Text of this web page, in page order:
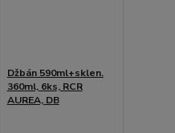
Džbán 590ml+sklen.
360ml, 6ks, RCR
AUREA, DB